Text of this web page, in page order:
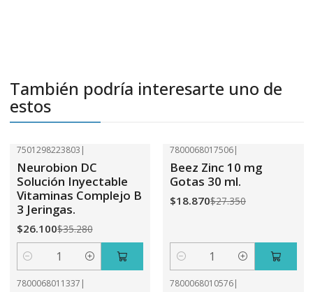
También podría interesarte uno de
estos
7501298223803 |
Neurobion DC
Solución Inyectable
Vitaminas Complejo B
3 Jeringas.
$26.100$35.280
Cantidad
7800068017506|
Beez Zinc 10 mg
Gotas 30 ml.
$18.870$27.350
Cantidad
7800068011337 | 7800068010576|